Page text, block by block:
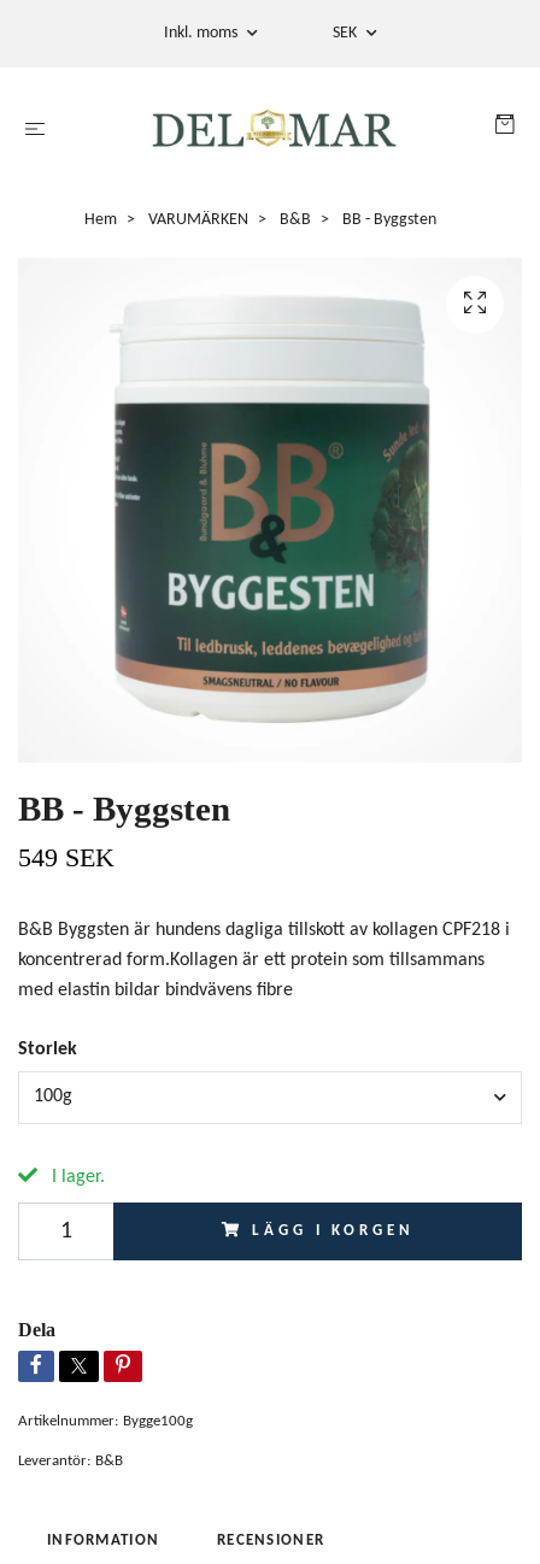
Inkl. moms SEK
Hem VARUMÄRKEN B&B BB - Byggsten
BB - Byggsten
549 SEK
B&B Byggsten är hundens dagliga tillskott av kollagen CPF218 i
koncentrerad form.Kollagen är ett protein som tillsammans
med elastin bildar bindvävens fibre
Storlek
100g
I lager.
LÄGG I KORGEN
Dela
Artikelnummer: Bygge100g
Leverantör: B&B
INFORMATION RECENSIONER